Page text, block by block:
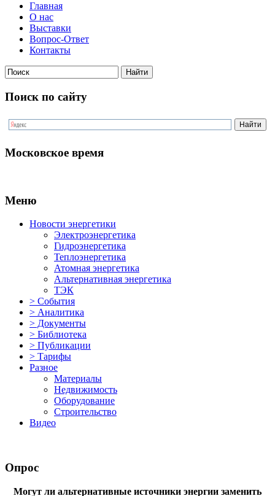
Главная
О нас
Выставки
Вопрос-Ответ
Контакты
Поиск по сайту
Московское время
Меню
Новости энергетики
Электроэнергетика
Гидроэнергетика
Теплоэнергетика
Атомная энергетика
Альтернативная энергетика
ТЭК
> События
> Аналитика
> Документы
> Библиотека
> Публикации
> Тарифы
Разное
Материалы
Недвижимость
Оборудование
Строительство
Видео
Опрос
Могут ли альтернативные источники энергии заменить